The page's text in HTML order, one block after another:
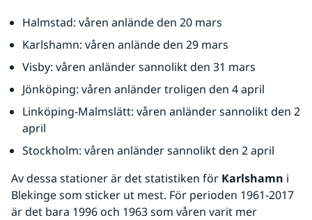
Halmstad: våren anlände den 20 mars
Karlshamn: våren anlände den 29 mars
Visby: våren anländer sannolikt den 31 mars
Jönköping: våren anländer troligen den 4 april
Linköping-Malmslätt: våren anländer sannolikt den 2
april
Stockholm: våren anländer sannolikt den 2 april
Av dessa stationer är det statistiken för Karlshamn i
Blekinge som sticker ut mest. För perioden 1961-2017
är det bara 1996 och 1963 som våren varit mer